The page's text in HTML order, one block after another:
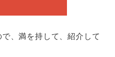
、満を持して、紹介して